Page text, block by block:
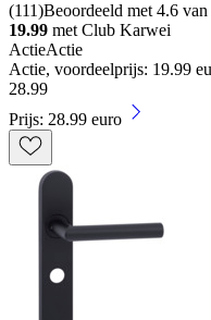
(111)Beoordeeld met 4.6
19.99 met Club Karwei
ActieActie
Actie, voordeelprijs: 19.99
28.99
Prijs: 28.99 euro